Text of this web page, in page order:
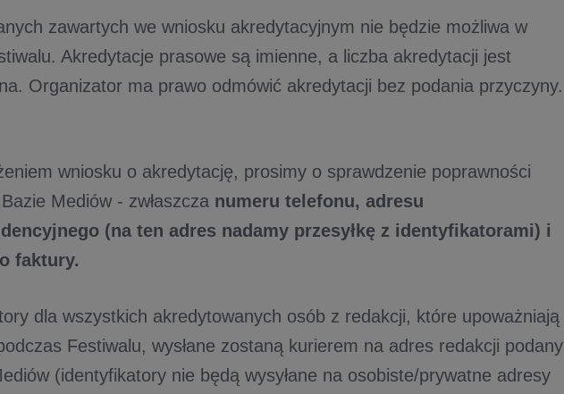
zawartych we wniosku akredytacyjnym nie będzie możliwa w
Akredytacje prasowe są imienne, a liczba akredytacji jest
Organizator ma prawo odmówić akredytacji bez podania przyczyny.
wniosku o akredytację, prosimy o sprawdzenie poprawności
Mediów - zwłaszcza numeru telefonu, adresu
(na ten adres nadamy przesyłkę z identyfikatorami) i
faktury.
dla wszystkich akredytowanych osób z redakcji, które upoważniają
Festiwalu, wysłane zostaną kurierem na adres redakcji podany
(identyfikatory nie będą wysyłane na osobiste/prywatne adresy